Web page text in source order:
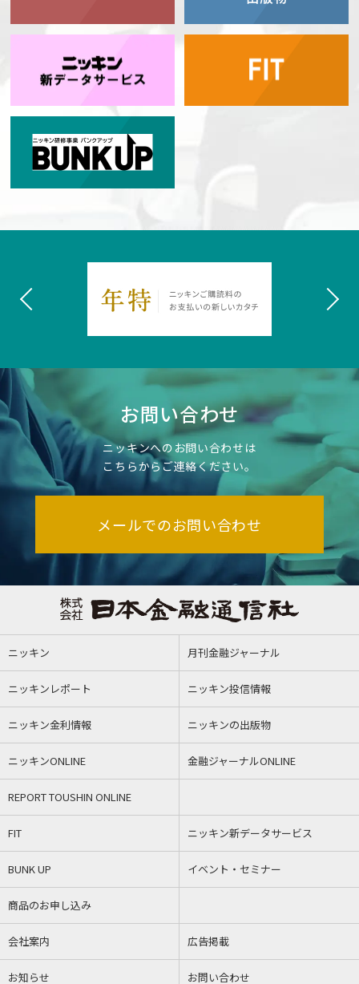
お問い合わせ
ニッキンへのお問い合わせは
こちらからご連絡ください。
メールでのお問い合わせ
ニッキン 月刊金融ジャーナル
ニッキンレポート ニッキン投信情報
ニッキン金利情報 ニッキンの出版物
ニッキンONLINE 金融ジャーナルONLINE
REPORT TOUSHIN ONLINE
FIT ニッキン新データサービス
BUNK UP イベント・セミナー
商品のお申し込み
会社案内 広告掲載
お知らせ お問い合わせ